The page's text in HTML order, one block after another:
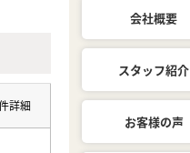
詳細
会社概要
スタッフ紹介
お客様の声